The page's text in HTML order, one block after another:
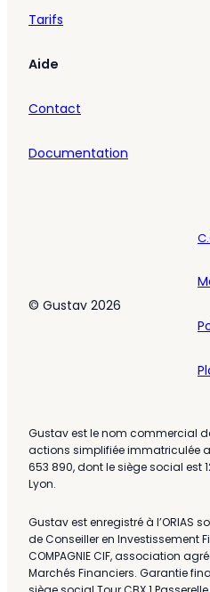
Tarifs
Aide
Contact
Documentation
© Gustav 2026
Gustav est le nom commercial
actions simplifiée immatriculée
653 890, dont le siège social est
Lyon.
Gustav est enregistré à l’ORIAS
de Conseiller en Investissement
COMPAGNIE CIF, association
Marchés Financiers. Garantie